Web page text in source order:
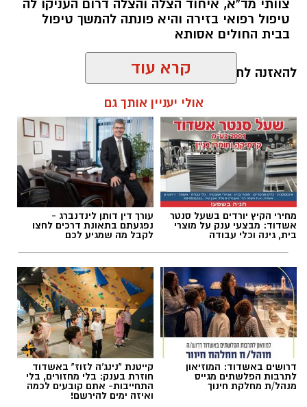
תיעוד מבצעי מד״א
ואברימי איצקוביץ סיפרו: “כשהגענו למקום הבחנו
ברייזר הפוך ולצדו גבר ושני ילדים שוכבים. הענקנו
להם טיפול רפואי ראשוני בזירה, ולאחר מכן הם
פונו לבית החולים כשמצבם מוגדר בינוני.״
פראמדיק מיחידת האופנועים של מד"א אוראל
אסולין וחובש רפואת חירום מיחידת האופנועים של
צוותי מד”א, איחוד הצלה והצלה דרום העניקו לה
טיפול רפואי בזירה והיא פונתה להמשך טיפול
בבית החולים אסותא
להאזנה לתוכן:
עופר אשטוקר / 13:20 07.08.26
תגים:תאונת עבודה באשדוד
קרא עוד
אולי יעניין אותך גם
מחירי הקיץ יורדים בשעל סנטר
אשדוד: מבצעי ענק על מוצרי
בית, גינה וכלי עבודה
עורך דין דותן לינדנברג -
נפגעתם בתאונת דרכים לחצו
לקבל מה שמגיע לכם
דרושים באשדוד: המוזיאון
לתרבות הפלשתים מגייס
מנהל/ת מחלקת חינוך
קייטנת "נינג'ה לזוז" באשדוד
חוזרת בענק: בלי מחזורים, בלי
התחייבות- אתם קובעים לכמה
ואיזה ימים להירשם!